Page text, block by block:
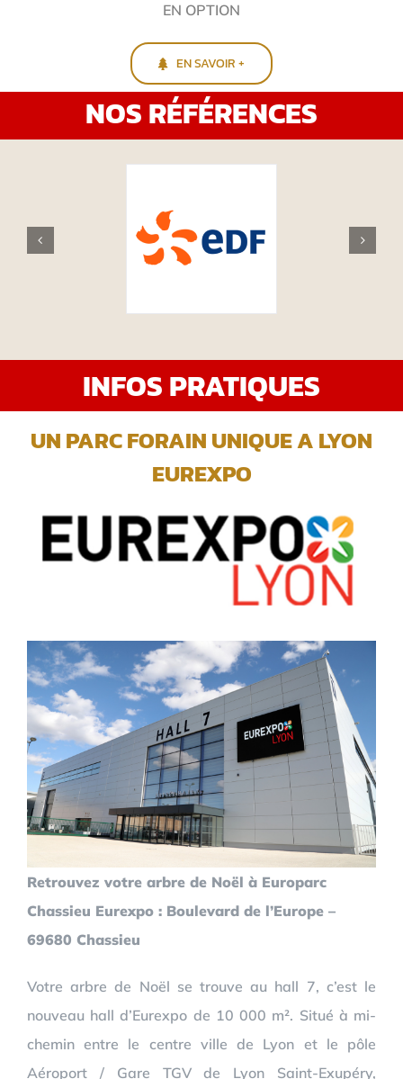
EN OPTION
EN SAVOIR +
NOS RÉFÉRENCES
INFOS PRATIQUES
UN PARC FORAIN UNIQUE A LYON
EUREXPO
Retrouvez votre arbre de Noël à Europarc
Chassieu Eurexpo : Boulevard de l’Europe –
69680 Chassieu
Votre arbre de Noël se trouve au hall 7, c’est le
nouveau hall d’Eurexpo de 10 000 m². Situé à mi-
chemin entre le centre ville de Lyon et le pôle
Aéroport / Gare TGV de Lyon Saint-Exupéry,